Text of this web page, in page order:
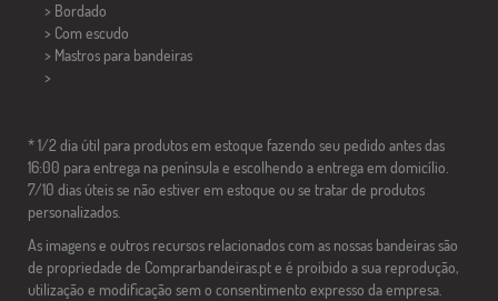
> Bordado
> Com escudo
> Mastros para bandeiras
>
* 1/2 dia útil para produtos em estoque fazendo seu pedido antes das
16:00 para entrega na península e escolhendo a entrega em domicílio.
7/10 dias úteis se não estiver em estoque ou se tratar de produtos
personalizados.
As imagens e outros recursos relacionados com as nossas bandeiras são
de propriedade de Comprarbandeiras.pt e é proibido a sua reprodução,
utilização e modificação sem o consentimento expresso da empresa.